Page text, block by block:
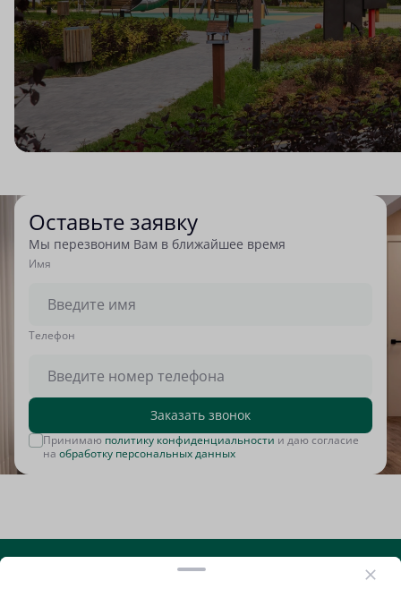
Оставьте заявку
Мы перезвоним Вам в ближайшее время
Имя
Tелефон
Заказать звонок
Принимаю политику конфиденциальности и даю согласие
на обработку персональных данных